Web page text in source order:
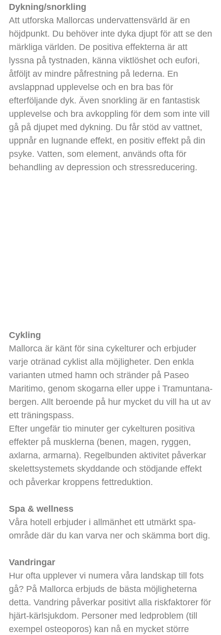
Dykning/snorkling
Att utforska Mallorcas undervattensvärld är en
höjdpunkt. Du behöver inte dyka djupt för att se den
märkliga världen. De positiva effekterna är att
lyssna på tystnaden, känna viktlöshet och eufori,
åtföljt av mindre påfrestning på lederna. En
avslappnad upplevelse och en bra bas för
efterföljande dyk. Även snorkling är en fantastisk
upplevelse och bra avkoppling för dem som inte vill
gå på djupet med dykning. Du får stöd av vattnet,
uppnår en lugnande effekt, en positiv effekt på din
psyke. Vatten, som element, används ofta för
behandling av depression och stressreducering.
Cykling
Mallorca är känt för sina cykelturer och erbjuder
varje otränad cyklist alla möjligheter. Den enkla
varianten utmed hamn och stränder på Paseo
Maritimo, genom skogarna eller uppe i Tramuntana-
bergen. Allt beroende på hur mycket du vill ha ut av
ett träningspass.
Efter ungefär tio minuter ger cykelturen positiva
effekter på musklerna (benen, magen, ryggen,
axlarna, armarna). Regelbunden aktivitet påverkar
skelettsystemets skyddande och stödjande effekt
och påverkar kroppens fettreduktion.
Spa & wellness
Våra hotell erbjuder i allmänhet ett utmärkt spa-
område där du kan varva ner och skämma bort dig.
Vandringar
Hur ofta upplever vi numera våra landskap till fots
gå? På Mallorca erbjuds de bästa möjligheterna
detta. Vandring påverkar positivt alla riskfaktorer för
hjärt-kärlsjukdom. Personer med ledproblem (till
exempel osteoporos) kan nå en mycket större